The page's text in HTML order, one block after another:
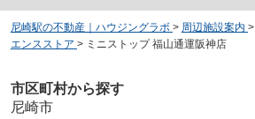
尼崎駅の不動産｜ハウジングラボ > 周辺施設案内 >
エンスストア > ミニストップ 福山通運阪神店
市区町村から探す
尼崎市